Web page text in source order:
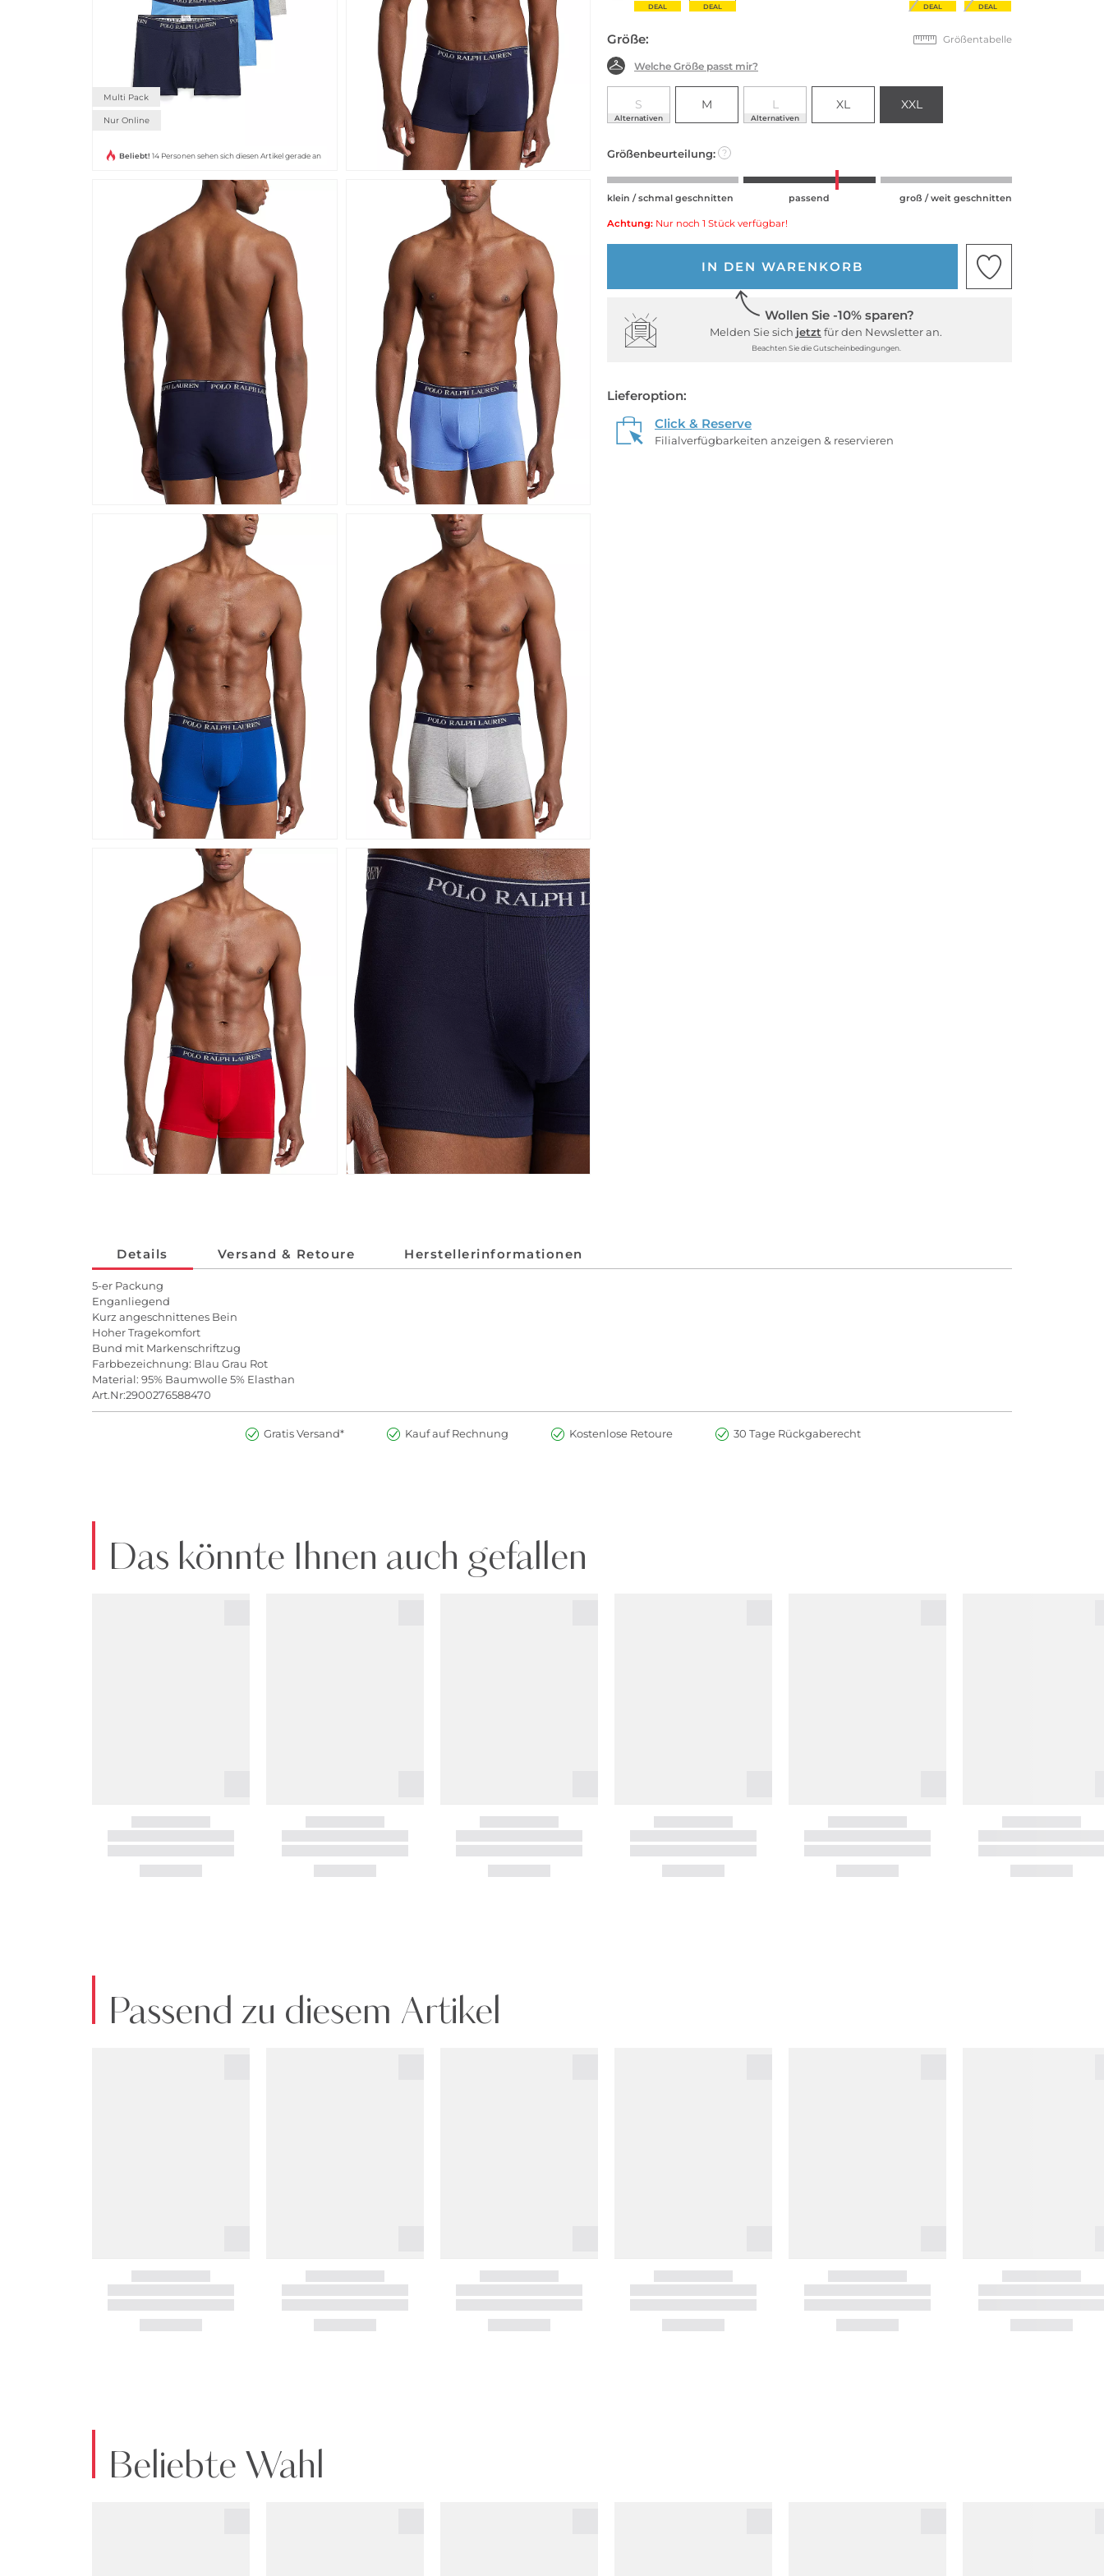
Multi Pack
Nur Online
Beliebt! 14 Personen sehen sich diesen Artikel gerade an
DEAL DEAL DEAL DEAL DEAL DEAL
Größe: Größentabelle
Welche Größe passt mir?
S
Alternativen
M L
Alternativen
XL XXL
Größenbeurteilung: ?
klein / schmal geschnitten passend groß / weit geschnitten
Achtung: Nur noch 1 Stück verfügbar!
IN DEN WARENKORB
Wollen Sie -10% sparen?
Melden Sie sich jetzt für den Newsletter an.
Beachten Sie die Gutscheinbedingungen.
Lieferoption:
Click & Reserve
Filialverfügbarkeiten anzeigen & reservieren
Details Versand & Retoure Herstellerinformationen
5-er Packung
Enganliegend
Kurz angeschnittenes Bein
Hoher Tragekomfort
Bund mit Markenschriftzug
Farbbezeichnung: Blau Grau Rot
Material: 95% Baumwolle 5% Elasthan
Art.Nr:2900276588470
Gratis Versand* Kauf auf Rechnung Kostenlose Retoure 30 Tage Rückgaberecht
Das könnte Ihnen auch gefallen
Passend zu diesem Artikel
Beliebte Wahl